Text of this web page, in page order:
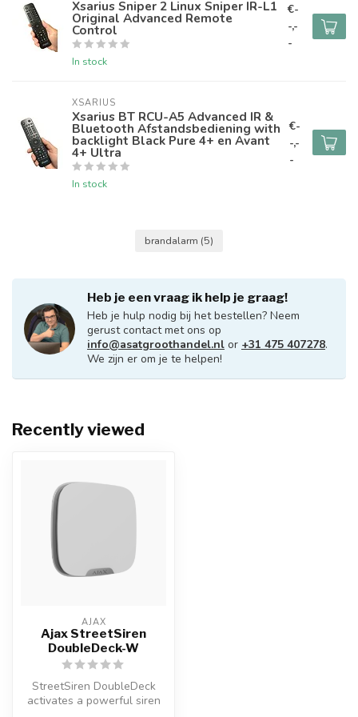
Xsarius Sniper 2 Linux Sniper IR-L1
Original Advanced Remote
Control
In stock
€-
-,-
-
XSARIUS
Xsarius BT RCU-A5 Advanced IR &
Bluetooth Afstandsbediening with
backlight Black Pure 4+ en Avant
4+ Ultra
In stock
€-
-,-
-
brandalarm (5)
Heb je een vraag ik help je graag!
Heb je hulp nodig bij het bestellen? Neem
gerust contact met ons op
info@asatgroothandel.nl or +31 475 407278.
We zijn er om je te helpen!
Recently viewed
AJAX
Ajax StreetSiren
DoubleDeck-W
StreetSiren DoubleDeck
activates a powerful siren